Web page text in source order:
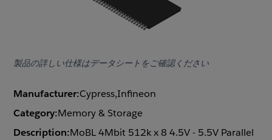
製品の詳しい仕様はデータシートをご確認ください
Manufacturer:Cypress,Infineon
Category:Memory & Storage
Description:MoBL 4Mbit 512k x 8 4.5V - 5.5V Parallel